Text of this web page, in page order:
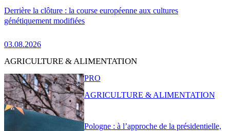
Derrière la clôture : la course européenne aux cultures
génétiquement modifiées
03.08.2026
AGRICULTURE & ALIMENTATION
Pologne : à l’approche de la présidentielle,
PRO
AGRICULTURE & ALIMENTATION